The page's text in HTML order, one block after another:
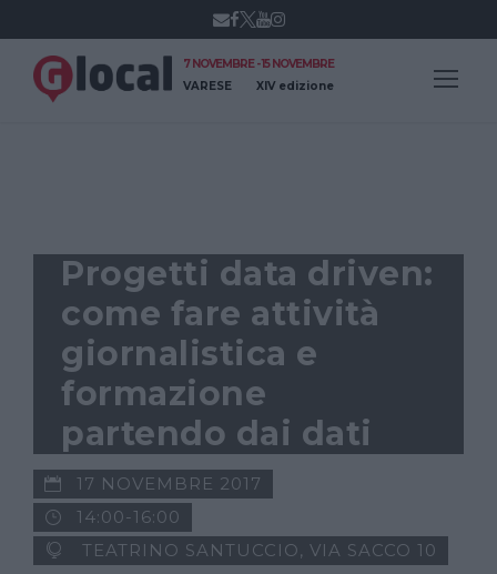
7 NOVEMBRE - 15 NOVEMBRE
VARESE
XIV edizione
Progetti data driven:
come fare attività
giornalistica e
formazione
partendo dai dati
17 NOVEMBRE 2017
14:00-16:00
TEATRINO SANTUCCIO, VIA SACCO 10